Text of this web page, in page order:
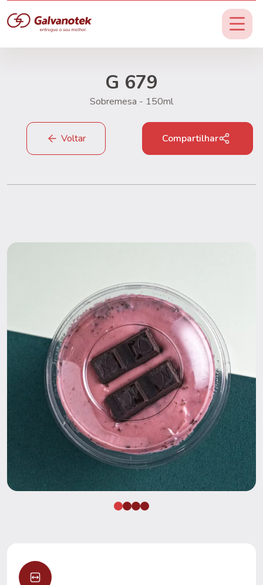
Voltar
G 679
Sobremesa - 150ml
Compartilhar